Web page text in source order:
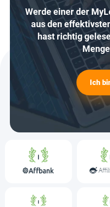
Werde einer der
aus den
hast richtig
Ich